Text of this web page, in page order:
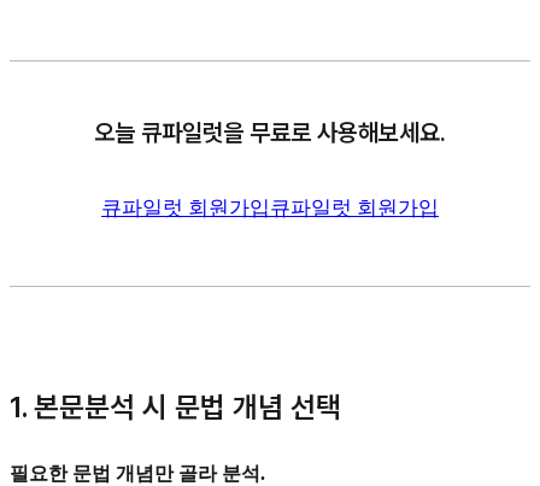
오늘 큐파일럿을 무료로 사용해보세요.
큐파일럿 회원가입큐파일럿 회원가입
1. 본문분석 시 문법 개념 선택
필요한 문법 개념만 골라 분석.